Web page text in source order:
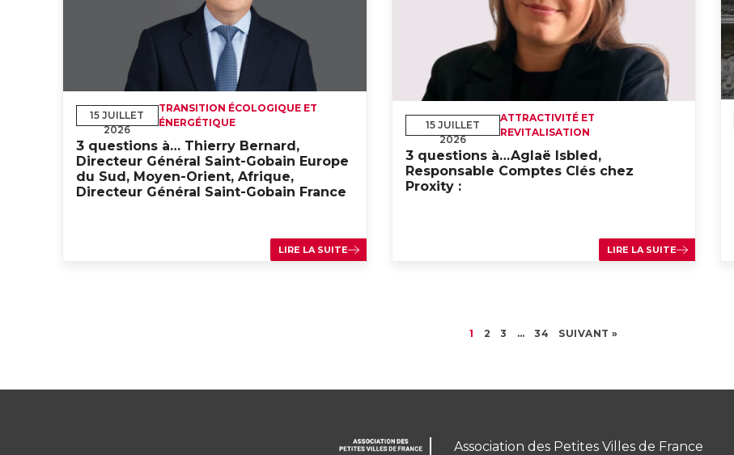
15 JUILLET
2026
TRANSITION ÉCOLOGIQUE ET
ÉNERGÉTIQUE
3 questions à… Thierry Bernard,
Directeur Général Saint-Gobain Europe
du Sud, Moyen-Orient, Afrique,
Directeur Général Saint-Gobain France
LIRE LA SUITE
15 JUILLET
2026
ATTRACTIVITÉ ET
REVITALISATION
3 questions à…Aglaë Isbled,
Responsable Comptes Clés chez
Proxity :
LIRE LA SUITE
1 2 3 … 34 SUIVANT »
Association des Petites Villes de France